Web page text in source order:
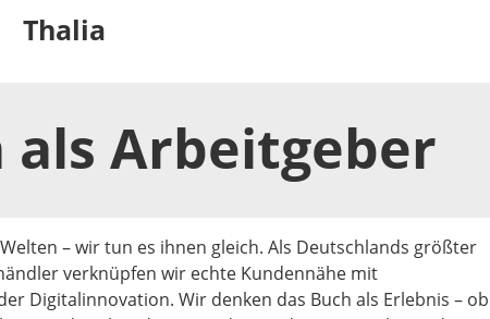
Thalia
als Arbeitgeber
– wir tun es ihnen gleich. Als Deutschlands größter
verknüpfen wir echte Kundennähe mit
Digitalinnovation. Wir denken das Buch als Erlebnis – ob